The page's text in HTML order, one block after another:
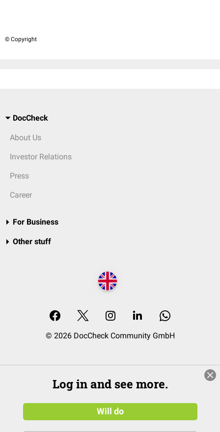
© Copyright
DocCheck
About Us
Investor Relations
Press
Career
For Business
Other stuff
© 2026 DocCheck Community GmbH
Log in and see more.
Will do